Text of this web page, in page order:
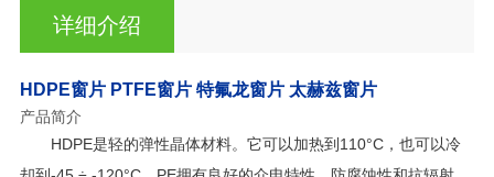
详细介绍
HDPE窗片 PTFE窗片 特氟龙窗片 太赫兹窗片
产品简介
HDPE是轻的弹性晶体材料。它可以加热到110°C，也可以冷